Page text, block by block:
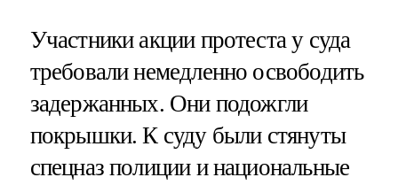
Участники акции протеста у суда
требовали немедленно освободить
задержанных. Они подожгли
покрышки. К суду были стянуты
спецназ полиции и национальные